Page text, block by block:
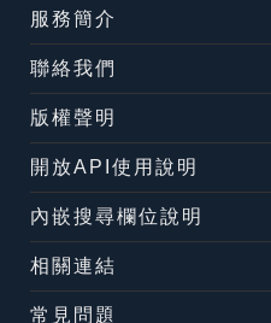
服務簡介
聯絡我們
版權聲明
開放API使用說明
內嵌搜尋欄位說明
相關連結
常見問題